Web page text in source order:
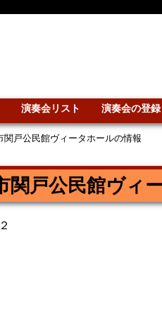
演奏会リスト 演奏会の登録
関戸公民館ヴィータホールの情報
関戸公民館ヴィ